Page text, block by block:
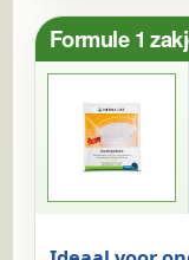
Formule 1